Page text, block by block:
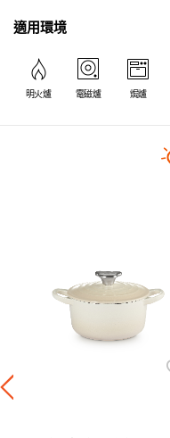
適用環境
明火爐 電磁爐 焗爐